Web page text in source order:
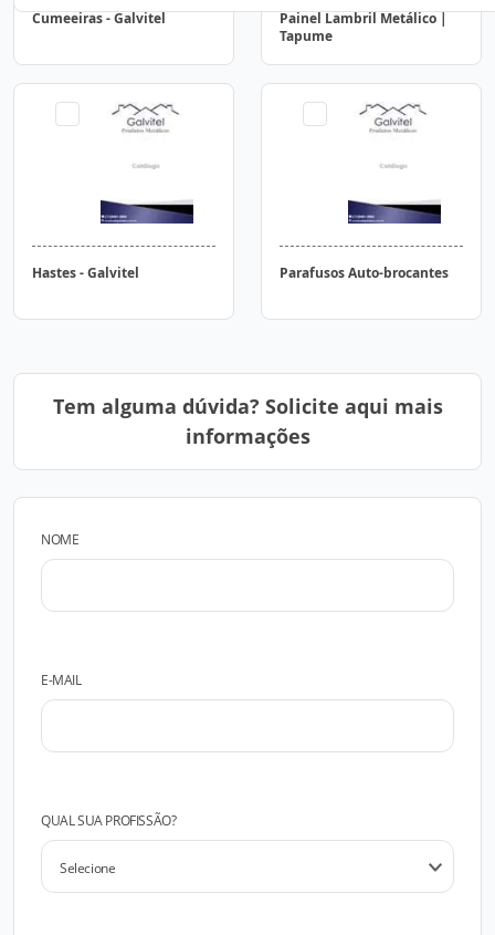
Cumeeiras - Galvitel
Painel Lambril Metálico |
Tapume
Hastes - Galvitel Parafusos Auto-brocantes
Tem alguma dúvida? Solicite aqui mais
informações
NOME
E-MAIL
QUAL SUA PROFISSÃO?